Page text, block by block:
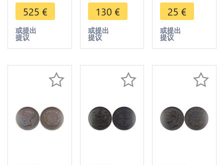
Settlements
10 Cents
Victoria
1877 Silver
525 €
或提出
提议
1 cent
Victoria
1845 XF !! -
>Make
130 €
或提出
提议
Borneo 1
Cent 1886
H ->Make
offer
25 €
或提出
提议